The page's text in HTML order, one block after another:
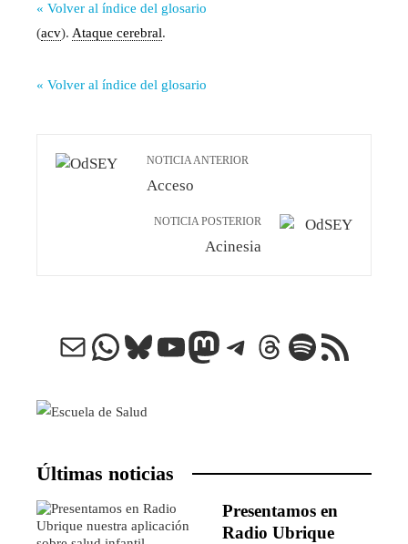
« Volver al índice del glosario
(acv). Ataque cerebral.
« Volver al índice del glosario
NOTICIA ANTERIOR
Acceso
NOTICIA POSTERIOR
Acinesia
Correo electrónico
WhatsApp
Bluesky
YouTube
Mastodon
Telegram
Threads
Spotify
Feed RSS
Últimas noticias
Presentamos en
Radio Ubrique